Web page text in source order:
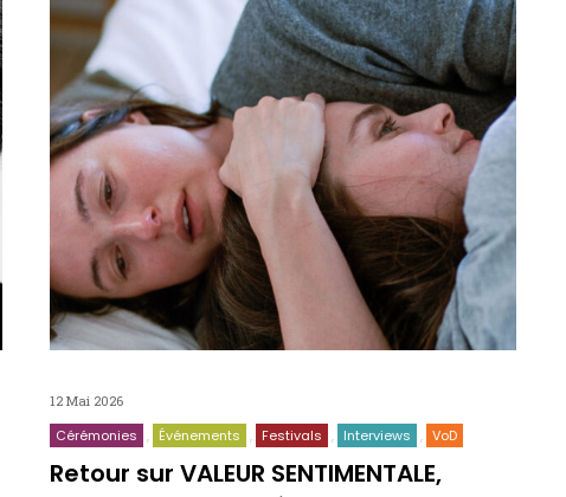
12 Mai 2026
Cérémonies Événements Festivals Interviews VoD
Retour sur VALEUR SENTIMENTALE,